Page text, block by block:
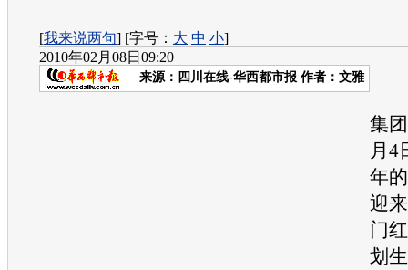
[我来说两句] [字号： 大 中 小]
2010年02月08日09:20
来源： 四川在线-华西都市报 作者：文雅
集
月4
年
迎
门
划